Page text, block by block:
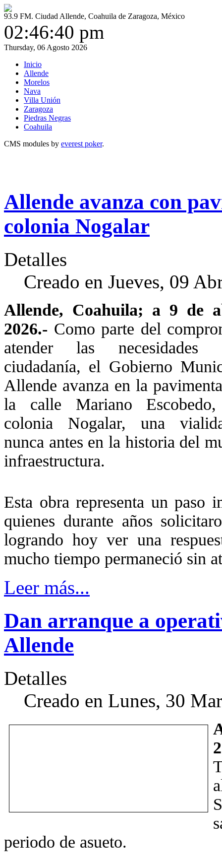
93.9 FM. Ciudad Allende, Coahuila de Zaragoza, México
02:46:41 pm
Thursday, 06 Agosto 2026
Inicio
Allende
Morelos
Nava
Villa Unión
Zaragoza
Piedras Negras
Coahuila
CMS modules by everest poker.
Allende avanza con
colonia Nogalar
Detalles
Creado en Jueves, 09
Allende, Coahuila; a 9 de
2026.- Como parte del
atender las
ciudadanía, el Gobierno
Allende avanza en la
la calle Mariano
colonia Nogalar, una
nunca antes en la historia del
infraestructura.
Esta obra representa un paso
quienes durante años
logrando hoy ver una
mucho tiempo permaneció sin
Leer más...
Dan arranque a
Allende
Detalles
Creado en Lunes, 30
periodo de asueto.